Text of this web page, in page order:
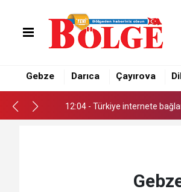
Gebze Darıca Çayırova
12:04 - Türkiye internete
15:12 - Başkan Büyükgöz'den
15:12 - Başkan